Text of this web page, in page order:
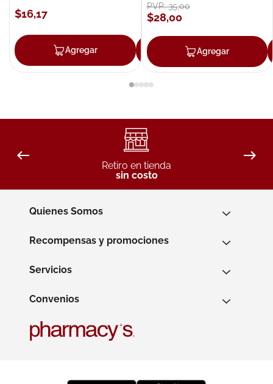
$16,17
Agregar Agregar
PVP:35,00
$28,00
Agregar
Retiro en tienda
sin costo
Quienes Somos
Recompensas y promociones
Servicios
Convenios